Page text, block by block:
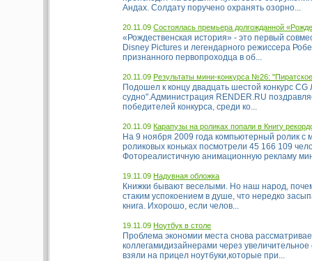
Андах. Солдату поручено охранять озорно...
20.11.09Состоялась премьера долгожданной
«Рождественская история» - это первый
Disney Pictures и легендарного режиссера
признанного первопроходца в об...
20.11.09Результаты мини-конкурса №26:
Подошел к концу двадцать шестой конкурс
судно".Администрация RENDER.RU
победителей конкурса, среди ко...
20.11.09Карапузы на роликах попали в Книгу
На 9 ноября 2009 года компьютерный ролик
роликовых коньках посмотрели 45 166 109
Фотореалистичную анимационную рекламу
19.11.09Надувная обложка
Книжки бывают веселыми. Но наш народ,
стаким успокоением в душе, что нередко
книга. Ихорошо, если челов...
19.11.09Ноутбук в столе
Проблема экономии места снова
коллегамидизайнерами через увеличительное
взяли на прицел ноутбуки,которые при...